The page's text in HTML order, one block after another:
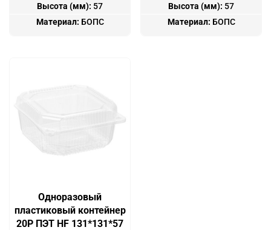
Высота (мм): 57
Материал: БОПС
Высота (мм): 57
Материал: БОПС
Одноразовый
пластиковый контейнер
20P ПЭТ HF 131*131*57